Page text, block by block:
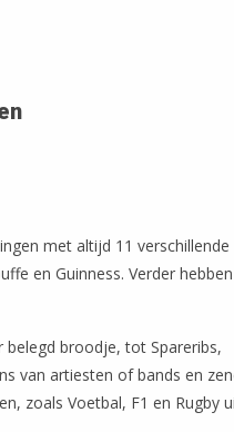
met altijd 11 verschillende
en Guinness. Verder
belegd broodje, tot Spareribs,
van artiesten of bands en
zoals Voetbal, F1 en Rugby